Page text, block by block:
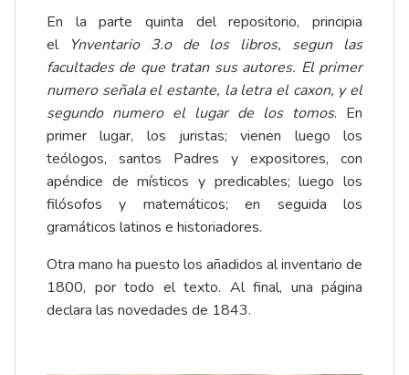
En la parte quinta del repositorio, principia
el
Ynventario 3.o de los libros, segun las
facultades de que tratan sus autores. El primer
numero señala el estante, la letra el caxon, y el
segundo numero el lugar de los tomos. En
primer lugar, los juristas; vienen luego los
teólogos, santos Padres y expositores, con
apéndice de místicos y predicables; luego los
filósofos y matemáticos; en seguida los
gramáticos latinos e historiadores.
Otra mano ha puesto los añadidos al inventario de
1800, por todo el texto. Al final, una página
declara las novedades de 1843.